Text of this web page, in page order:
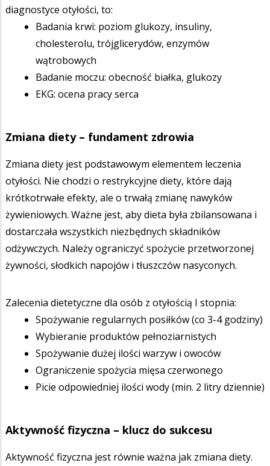
diagnostyce otyłości, to:
Badania krwi: poziom glukozy, insuliny,
cholesterolu, trójglicerydów, enzymów
wątrobowych
Badanie moczu: obecność białka, glukozy
EKG: ocena pracy serca
Zmiana diety – fundament zdrowia
Zmiana diety jest podstawowym elementem leczenia
otyłości. Nie chodzi o restrykcyjne diety, które dają
krótkotrwałe efekty, ale o trwałą zmianę nawyków
żywieniowych. Ważne jest, aby dieta była zbilansowana i
dostarczała wszystkich niezbędnych składników
odżywczych. Należy ograniczyć spożycie przetworzonej
żywności, słodkich napojów i tłuszczów nasyconych.
Zalecenia dietetyczne dla osób z otyłością I stopnia:
Spożywanie regularnych posiłków (co 3-4 godziny)
Wybieranie produktów pełnoziarnistych
Spożywanie dużej ilości warzyw i owoców
Ograniczenie spożycia mięsa czerwonego
Picie odpowiedniej ilości wody (min. 2 litry dziennie)
Aktywność fizyczna – klucz do sukcesu
Aktywność fizyczna jest równie ważna jak zmiana diety.